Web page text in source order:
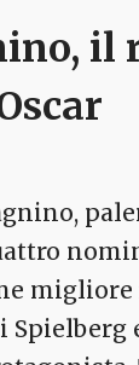
il
migliore